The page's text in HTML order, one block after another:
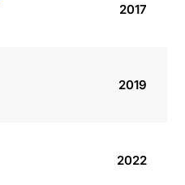
2017
2019
2022